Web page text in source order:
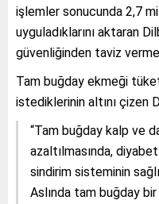
işlemler sonucunda 2,7
uyguladıklarını aktaran
güvenliğinden taviz
Tam buğday ekmeği
istediklerinin altını çizen
“Tam buğday kalp ve
azaltılmasında,
sindirim sisteminin
Aslında tam buğday